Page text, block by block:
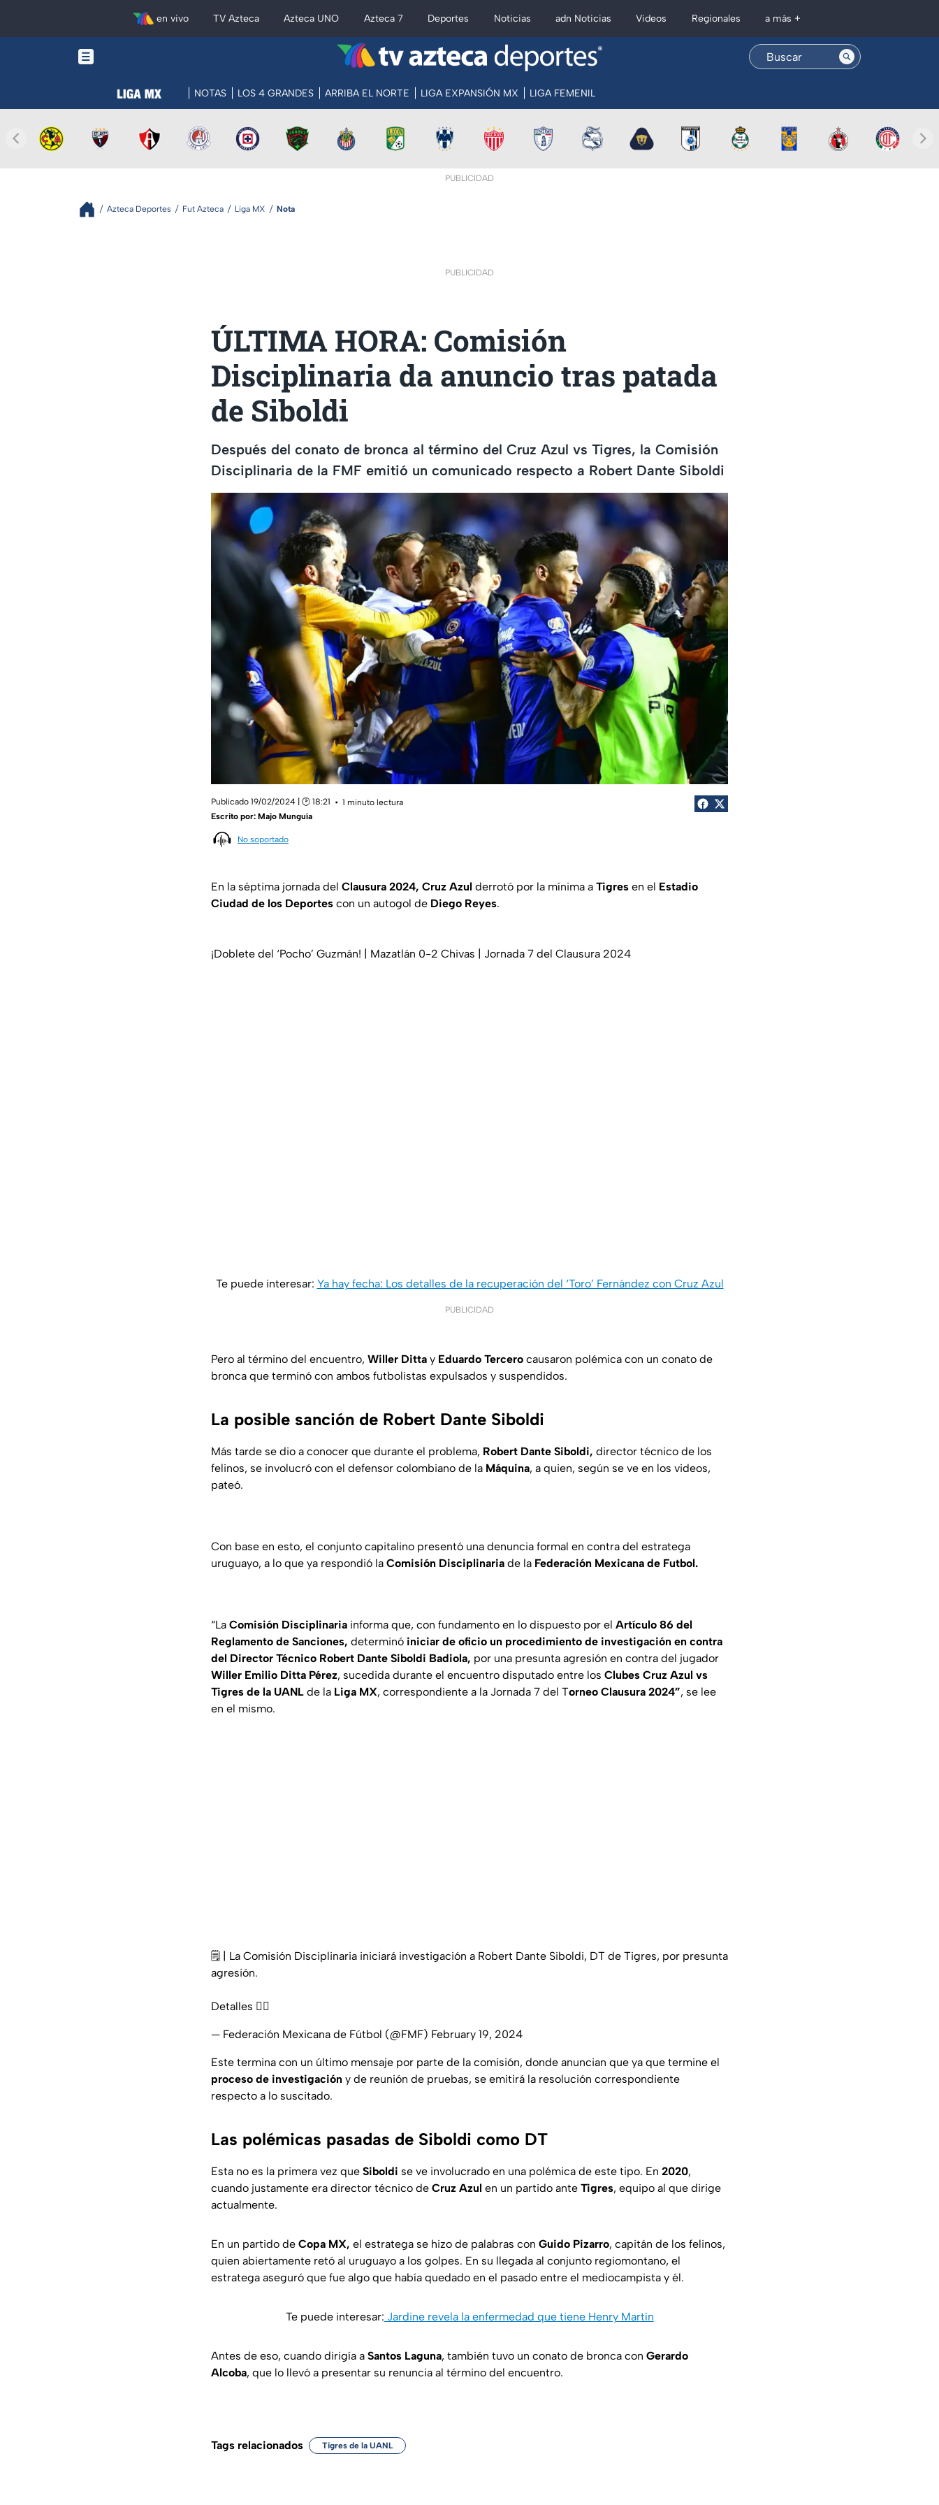
en vivo TV Azteca Azteca UNO Azteca 7 Deportes Noticias adn Noticias Videos Regionales a más +
NOTAS LOS 4 GRANDES ARRIBA EL NORTE LIGA EXPANSIÓN MX LIGA FEMENIL
PUBLICIDAD
Azteca Deportes Fut Azteca Liga MX Nota
PUBLICIDAD
ÚLTIMA HORA: Comisión
Disciplinaria da anuncio tras patada
de Siboldi
Después del conato de bronca al término del Cruz Azul vs Tigres, la Comisión
Disciplinaria de la FMF emitió un comunicado respecto a Robert Dante Siboldi
Publicado 19/02/2024 | 🕑 18:21
1 minuto lectura
Escrito por: Majo Munguía
No soportado
En la séptima jornada del Clausura 2024, Cruz Azul derrotó por la mínima a Tigres en el Estadio
Ciudad de los Deportes con un autogol de Diego Reyes.
¡Doblete del ‘Pocho’ Guzmán! | Mazatlán 0-2 Chivas | Jornada 7 del Clausura 2024
Te puede interesar: Ya hay fecha: Los detalles de la recuperación del ‘Toro’ Fernández con Cruz Azul
PUBLICIDAD
Pero al término del encuentro, Willer Ditta y Eduardo Tercero causaron polémica con un conato de
bronca que terminó con ambos futbolistas expulsados y suspendidos.
La posible sanción de Robert Dante Siboldi
Más tarde se dio a conocer que durante el problema, Robert Dante Siboldi, director técnico de los
felinos, se involucró con el defensor colombiano de la Máquina, a quien, según se ve en los videos,
pateó.
Con base en esto, el conjunto capitalino presentó una denuncia formal en contra del estratega
uruguayo, a lo que ya respondió la Comisión Disciplinaria de la Federación Mexicana de Futbol.
“La Comisión Disciplinaria informa que, con fundamento en lo dispuesto por el Artículo 86 del
Reglamento de Sanciones, determinó iniciar de oficio un procedimiento de investigación en contra
del Director Técnico Robert Dante Siboldi Badiola, por una presunta agresión en contra del jugador
Willer Emilio Ditta Pérez, sucedida durante el encuentro disputado entre los Clubes Cruz Azul vs
Tigres de la UANL de la Liga MX, correspondiente a la Jornada 7 del Torneo Clausura 2024”, se lee
en el mismo.
🗒️ | La Comisión Disciplinaria iniciará investigación a Robert Dante Siboldi, DT de Tigres, por presunta
agresión.
Detalles 👇🏼
— Federación Mexicana de Fútbol (@FMF) February 19, 2024
Este termina con un último mensaje por parte de la comisión, donde anuncian que ya que termine el
proceso de investigación y de reunión de pruebas, se emitirá la resolución correspondiente
respecto a lo suscitado.
Las polémicas pasadas de Siboldi como DT
Esta no es la primera vez que Siboldi se ve involucrado en una polémica de este tipo. En 2020,
cuando justamente era director técnico de Cruz Azul en un partido ante Tigres, equipo al que dirige
actualmente.
En un partido de Copa MX, el estratega se hizo de palabras con Guido Pizarro, capitán de los felinos,
quien abiertamente retó al uruguayo a los golpes. En su llegada al conjunto regiomontano, el
estratega aseguró que fue algo que había quedado en el pasado entre el mediocampista y él.
Te puede interesar: Jardine revela la enfermedad que tiene Henry Martín
Antes de eso, cuando dirigía a Santos Laguna, también tuvo un conato de bronca con Gerardo
Alcoba, que lo llevó a presentar su renuncia al término del encuentro.
Tags relacionados Tigres de la UANL